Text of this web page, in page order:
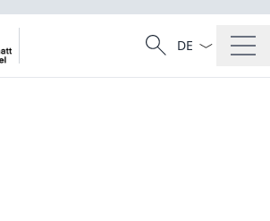
Cercare
Ricerca
Dal menu a